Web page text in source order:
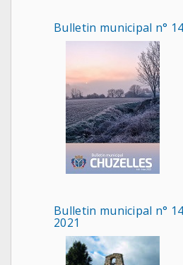
Bulletin municipal n°
Bulletin municipal n°
2021